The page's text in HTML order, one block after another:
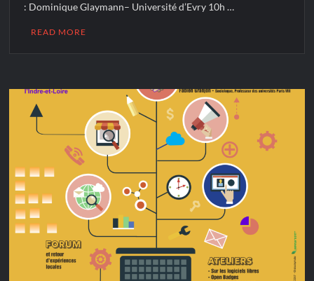
: Dominique Glaymann– Université d’Evry 10h …
READ MORE